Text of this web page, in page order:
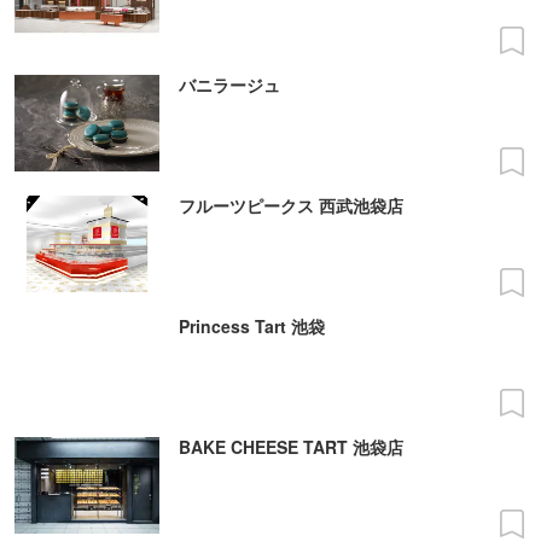
バニラージュ
フルーツピークス 西武池袋店
Princess Tart 池袋
BAKE CHEESE TART 池袋店